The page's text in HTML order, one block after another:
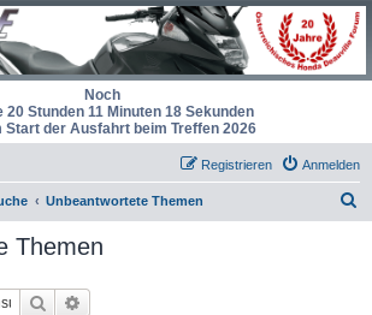
Noch
20 Stunden 11 Minuten 18 Sekunden
Start der Ausfahrt beim Treffen 2026
Anmelden
Registrieren
Unbeantwortete Themen
Themen
Suche